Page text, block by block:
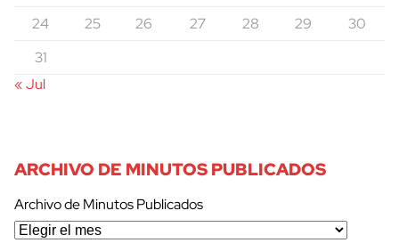
24
25 26 27 28 29
30
31
« Jul
ARCHIVO DE MINUTOS PUBLICADOS
Archivo de Minutos Publicados